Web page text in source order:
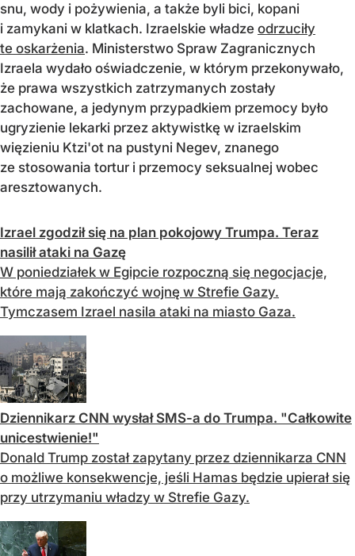
snu, wody i pożywienia, a także byli bici, kopani
i zamykani w klatkach. Izraelskie władze odrzuciły
te oskarżenia. Ministerstwo Spraw Zagranicznych
Izraela wydało oświadczenie, w którym przekonywało,
że prawa wszystkich zatrzymanych zostały
zachowane, a jedynym przypadkiem przemocy było
ugryzienie lekarki przez aktywistkę w izraelskim
więzieniu Ktzi'ot na pustyni Negev, znanego
ze stosowania tortur i przemocy seksualnej wobec
aresztowanych.
Izrael zgodził się na plan pokojowy Trumpa. Teraz
nasilił ataki na Gazę
W poniedziałek w Egipcie rozpoczną się negocjacje,
które mają zakończyć wojnę w Strefie Gazy.
Tymczasem Izrael nasila ataki na miasto Gaza.
Dziennikarz CNN wysłał SMS-a do Trumpa. "Całkowite
unicestwienie!"
Donald Trump został zapytany przez dziennikarza CNN
o możliwe konsekwencje, jeśli Hamas będzie upierał się
przy utrzymaniu władzy w Strefie Gazy.